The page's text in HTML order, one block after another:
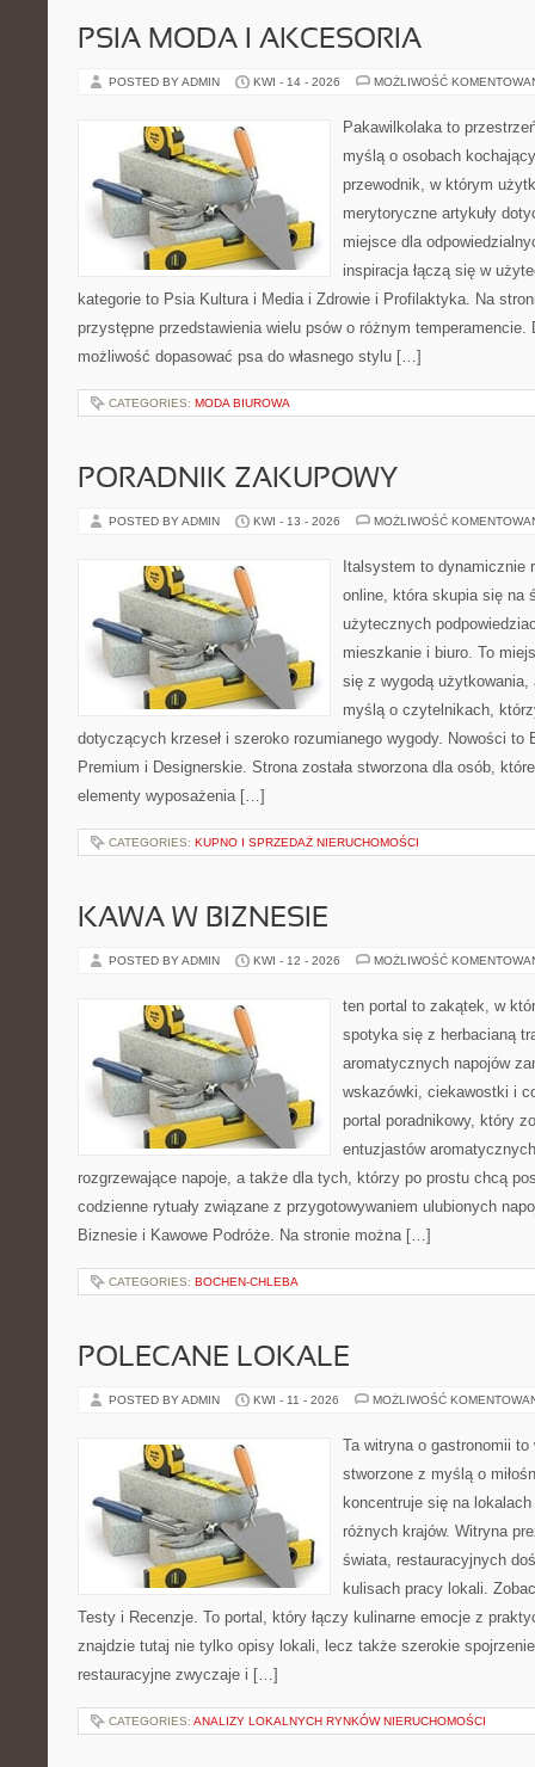
PSIA MODA I AKCESORIA
POSTED BY ADMIN KWI - 14 - 2026 MOŻLIWOŚĆ
Pakawilkolaka to
myślą o osobach
przewodnik, w którym
merytoryczne artykuły
miejsce dla
inspiracja łączą się w
kategorie to Psia Kultura i Media i Zdrowie i Profilaktyka. Na
przystępne przedstawienia wielu psów o różnym
możliwość dopasować psa do własnego stylu […]
CATEGORIES: MODA BIUROWA
PORADNIK ZAKUPOWY
POSTED BY ADMIN KWI - 13 - 2026 MOŻLIWOŚĆ
Italsystem to dynamicznie
online, która skupia się na
użytecznych
mieszkanie i biuro. To
się z wygodą użytkowania,
myślą o czytelnikach,
dotyczących krzeseł i szeroko rozumianego wygody. Nowości to
Premium i Designerskie. Strona została stworzona dla osób,
elementy wyposażenia […]
CATEGORIES: KUPNO I SPRZEDAŻ NIERUCHOMOŚCI
KAWA W BIZNESIE
POSTED BY ADMIN KWI - 12 - 2026 MOŻLIWOŚĆ
ten portal to zakątek, w
spotyka się z herbacianą
aromatycznych napojów
wskazówki, ciekawostki i
portal poradnikowy, który
entuzjastów
rozgrzewające napoje, a także dla tych, którzy po prostu chcą
codzienne rytuały związane z przygotowywaniem ulubionych
Biznesie i Kawowe Podróże. Na stronie można […]
CATEGORIES: BOCHEN-CHLEBA
POLECANE LOKALE
POSTED BY ADMIN KWI - 11 - 2026 MOŻLIWOŚĆ
Ta witryna o gastronomii
stworzone z myślą o
koncentruje się na
różnych krajów. Witryna
świata, restauracyjnych
kulisach pracy lokali.
Testy i Recenzje. To portal, który łączy kulinarne emocje z
znajdzie tutaj nie tylko opisy lokali, lecz także szerokie
restauracyjne zwyczaje i […]
CATEGORIES: ANALIZY LOKALNYCH RYNKÓW NIERUCHOMOŚCI